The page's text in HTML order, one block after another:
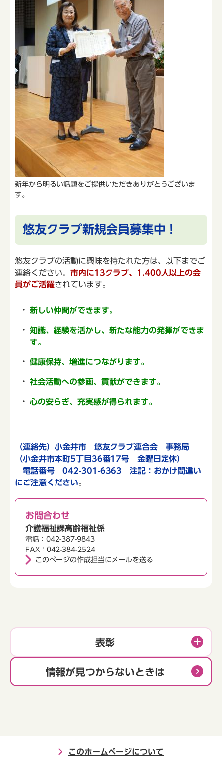
新年から明るい話題をご提供いただきありがとうございま
す。
悠友クラブ新規会員募集中！
悠友クラブの活動に興味を持たれた方は、以下までご
連絡ください。 市内に13クラブ、1,400人以上の会
員がご活躍されています。
新しい仲間ができます。
知識、経験を活かし、新たな能力の発揮ができま
す。
健康保持、増進につながります。
社会活動への参画、貢献ができます。
心の安らぎ、充実感が得られます。
（連絡先）小金井市 悠友クラブ連合会 事務局
（小金井市本町5丁目36番17号 金曜日定休）
電話番号 042-301-6363 注記：おかけ間違い
にご注意ください。
お問合わせ
介護福祉課高齢福祉係
電話：042-387-9843
FAX：042-384-2524
このページの作成担当にメールを送る
表彰
情報が見つからないときは
このホームページについて